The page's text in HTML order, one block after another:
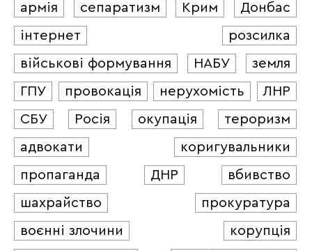
армія
сепаратизм Крим
Донбас
інтернет
розсилка
військові формування
НАБУ
земля
ГПУ
провокація нерухомість
ЛНР
СБУ
Росія окупація
тероризм
адвокати
коригувальники
пропаганда
ДНР
вбивство
шахрайство
прокуратура
воєнні злочини
корупція